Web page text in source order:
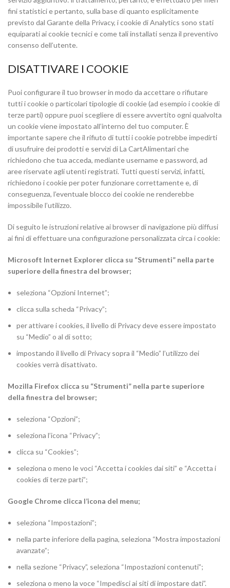
fini statistici e pertanto, sulla base di quanto esplicitamente
previsto dal Garante della Privacy, i cookie di Analytics sono stati
equiparati ai cookie tecnici e come tali installati senza il preventivo
consenso dell’utente.
DISATTIVARE I COOKIE
Puoi configurare il tuo browser in modo da accettare o rifiutare
tutti i cookie o particolari tipologie di cookie (ad esempio i cookie di
terze parti) oppure puoi scegliere di essere avvertito ogni qualvolta
un cookie viene impostato all’interno del tuo computer. È
importante sapere che il rifiuto di tutti i cookie potrebbe impedirti
di usufruire dei prodotti e servizi di La CartAlimentari che
richiedono che tua acceda, mediante username e password, ad
aree riservate agli utenti registrati. Tutti questi servizi, infatti,
richiedono i cookie per poter funzionare correttamente e, di
conseguenza, l’eventuale blocco dei cookie ne renderebbe
impossibile l’utilizzo.
Di seguito le istruzioni relative ai browser di navigazione più diffusi
ai fini di effettuare una configurazione personalizzata circa i cookie:
Microsoft Internet Explorer clicca su “Strumenti” nella parte
superiore della finestra del browser;
seleziona “Opzioni Internet”;
clicca sulla scheda “Privacy”;
per attivare i cookies, il livello di Privacy deve essere impostato
su “Medio” o al di sotto;
impostando il livello di Privacy sopra il “Medio” l’utilizzo dei
cookies verrà disattivato.
Mozilla Firefox clicca su “Strumenti” nella parte superiore
della finestra del browser;
seleziona “Opzioni”;
seleziona l’icona “Privacy”;
clicca su “Cookies”;
seleziona o meno le voci “Accetta i cookies dai siti” e “Accetta i
cookies di terze parti”;
Google Chrome clicca l’icona del menu;
seleziona “Impostazioni”;
nella parte inferiore della pagina, seleziona “Mostra impostazioni
avanzate”;
nella sezione “Privacy”, seleziona “Impostazioni contenuti”;
seleziona o meno la voce “Impedisci ai siti di impostare dati”.